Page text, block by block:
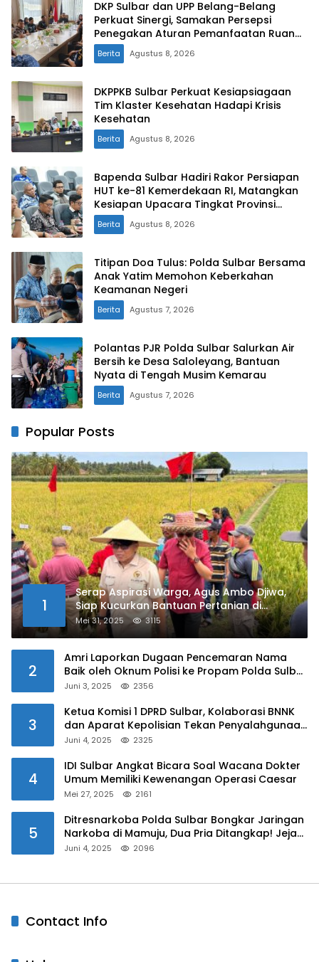
DKP Sulbar dan UPP Belang-Belang
Perkuat Sinergi, Samakan Persepsi
Penegakan Aturan Pemanfaatan Ruang
Laut
Berita Agustus 8, 2026
DKPPKB Sulbar Perkuat Kesiapsiagaan
Tim Klaster Kesehatan Hadapi Krisis
Kesehatan
Berita Agustus 8, 2026
Bapenda Sulbar Hadiri Rakor Persiapan
HUT ke-81 Kemerdekaan RI, Matangkan
Kesiapan Upacara Tingkat Provinsi
Sulawesi Barat
Berita Agustus 8, 2026
Titipan Doa Tulus: Polda Sulbar Bersama
Anak Yatim Memohon Keberkahan
Keamanan Negeri
Berita Agustus 7, 2026
Polantas PJR Polda Sulbar Salurkan Air
Bersih ke Desa Saloleyang, Bantuan
Nyata di Tengah Musim Kemarau
Berita Agustus 7, 2026
Popular Posts
1
Serap Aspirasi Warga, Agus Ambo Djiwa,
Siap Kucurkan Bantuan Pertanian di
Kalukku
Mei 31, 2025 3115
2
Amri Laporkan Dugaan Pencemaran Nama
Baik oleh Oknum Polisi ke Propam Polda Sulbar
Juni 3, 2025 2356
3
Ketua Komisi 1 DPRD Sulbar, Kolaborasi BNNK
dan Aparat Kepolisian Tekan Penyalahgunaan
Juni 4, 2025 2325
4
IDI Sulbar Angkat Bicara Soal Wacana Dokter
Umum Memiliki Kewenangan Operasi Caesar
Mei 27, 2025 2161
5
Ditresnarkoba Polda Sulbar Bongkar Jaringan
Narkoba di Mamuju, Dua Pria Ditangkap! Jejak
Juni 4, 2025 2096
Contact Info